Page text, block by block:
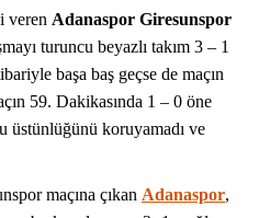
veren Adanaspor Giresunspor
turuncu beyazlı takım 3 – 1
başa baş geçse de maçın
59. Dakikasında 1 – 0 öne
üstünlüğünü koruyamadı ve
maçına çıkan Adanaspor,